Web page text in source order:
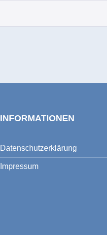
INFORMATIONEN
Datenschutzerklärung
Impressum